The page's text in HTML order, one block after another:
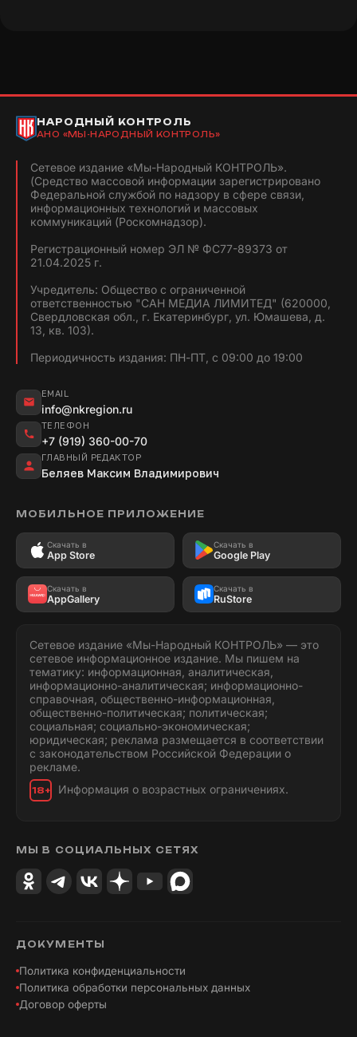
НАРОДНЫЙ КОНТРОЛЬ
АНО «МЫ-НАРОДНЫЙ КОНТРОЛЬ»
Сетевое издание «Мы-Народный КОНТРОЛЬ».
(Средство массовой информации зарегистрировано
Федеральной службой по надзору в сфере связи,
информационных технологий и массовых
коммуникаций (Роскомнадзор).
Регистрационный номер ЭЛ № ФС77-89373 от
21.04.2025 г.
Учредитель: Общество с ограниченной
ответственностью "САН МЕДИА ЛИМИТЕД" (620000,
Свердловская обл., г. Екатеринбург, ул. Юмашева, д.
13, кв. 103).
Периодичность издания: ПН-ПТ, с 09:00 до 19:00
EMAIL
info@nkregion.ru
ТЕЛЕФОН
+7 (919) 360-00-70
ГЛАВНЫЙ РЕДАКТОР
Беляев Максим Владимирович
МОБИЛЬНОЕ ПРИЛОЖЕНИЕ
Скачать в
App Store
Скачать в
Google Play
Скачать в
AppGallery
Скачать в
RuStore
Сетевое издание «Мы-Народный КОНТРОЛЬ» — это
сетевое информационное издание. Мы пишем на
тематику: информационная, аналитическая,
информационно-аналитическая; информационно-
справочная, общественно-информационная,
общественно-политическая; политическая;
социальная; социально-экономическая;
юридическая; реклама размещается в соответствии
с законодательством Российской Федерации о
рекламе.
18+ Информация о возрастных ограничениях.
МЫ В СОЦИАЛЬНЫХ СЕТЯХ
ДОКУМЕНТЫ
Политика конфиденциальности
Политика обработки персональных данных
Договор оферты